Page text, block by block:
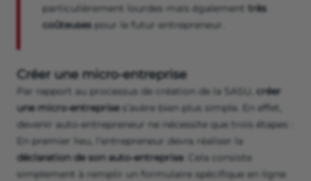
particulièrement lourdes mais également très
coûteuses pour le futur entrepreneur.
Créer une micro-entreprise
Par rapport au processus de création de la SASU, créer
une micro-entreprises’avère bien plus simple. En effet,
devenir auto-entrepreneur ne nécessite que trois étapes :
En premier lieu, l’entrepreneur devra réaliser la
déclaration de son auto-entreprise. Cela consiste
simplement à remplir un formulaire spécifique en ligne